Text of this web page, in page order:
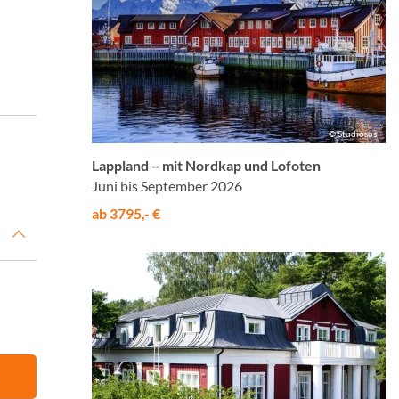
© Studiosus
Lappland – mit Nordkap und Lofoten
Juni bis September 2026
ab 3795,- €